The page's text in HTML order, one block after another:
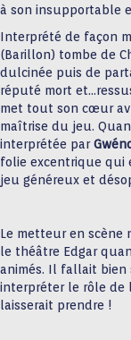
à son insupportable
Interprété de façon
(Barillon) tombe de
dulcinée puis de
réputé mort
met tout son cœur
maîtrise du jeu.
interprétée par
folie excentrique qui
jeu généreux et
Le metteur en scène
le théâtre Edgar
animés. Il fallait bien
interpréter le rôle de
laisserait prendre !